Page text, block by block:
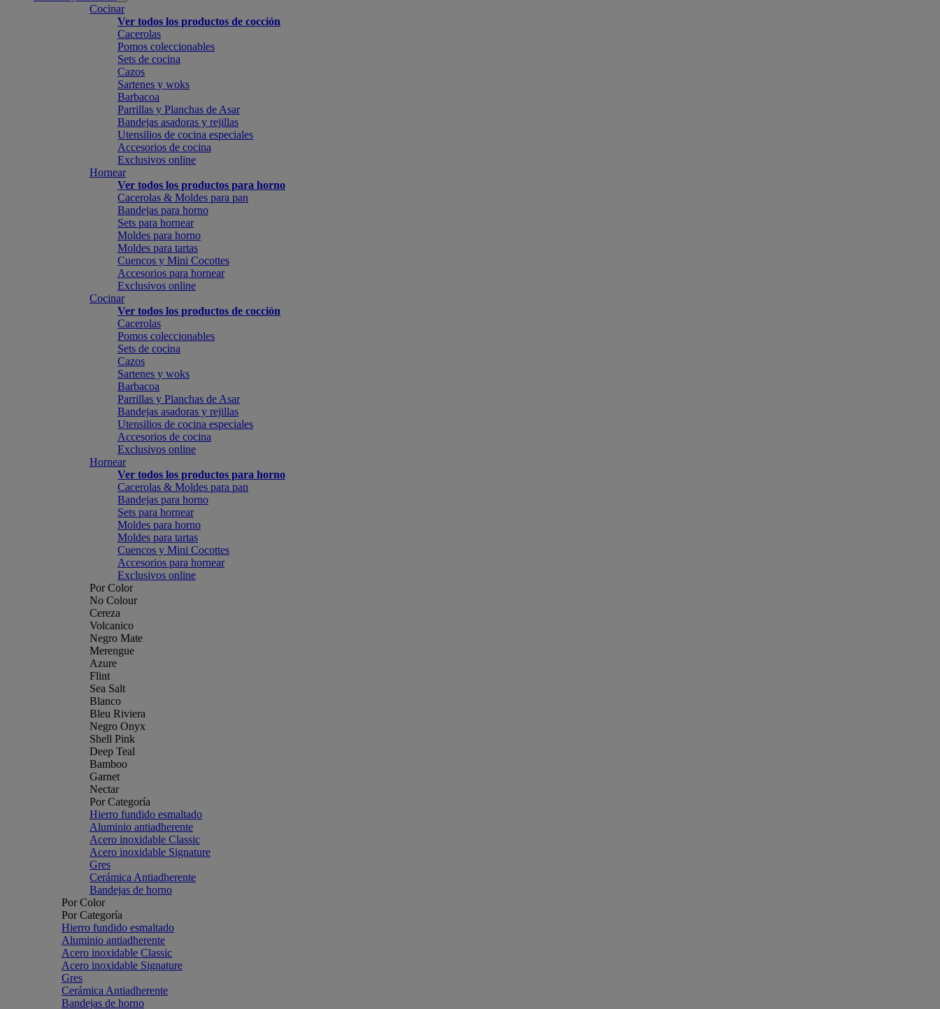
Cocinar
Ver todos los productos de cocción
Cacerolas
Pomos coleccionables
Sets de cocina
Cazos
Sartenes y woks
Barbacoa
Parrillas y Planchas de Asar
Bandejas asadoras y rejillas
Utensilios de cocina especiales
Accesorios de cocina
Exclusivos online
Hornear
Ver todos los productos para horno
Cacerolas & Moldes para pan
Bandejas para horno
Sets para hornear
Moldes para horno
Moldes para tartas
Cuencos y Mini Cocottes
Accesorios para hornear
Exclusivos online
Cocinar
Ver todos los productos de cocción
Cacerolas
Pomos coleccionables
Sets de cocina
Cazos
Sartenes y woks
Barbacoa
Parrillas y Planchas de Asar
Bandejas asadoras y rejillas
Utensilios de cocina especiales
Accesorios de cocina
Exclusivos online
Hornear
Ver todos los productos para horno
Cacerolas & Moldes para pan
Bandejas para horno
Sets para hornear
Moldes para horno
Moldes para tartas
Cuencos y Mini Cocottes
Accesorios para hornear
Exclusivos online
Por Color
No Colour
Cereza
Volcanico
Negro Mate
Merengue
Azure
Flint
Sea Salt
Blanco
Bleu Riviera
Negro Onyx
Shell Pink
Deep Teal
Bamboo
Garnet
Nectar
Por Categoría
Hierro fundido esmaltado
Aluminio antiadherente
Acero inoxidable Classic
Acero inoxidable Signature
Gres
Cerámica Antiadherente
Bandejas de horno
Por Color
Por Categoría
Hierro fundido esmaltado
Aluminio antiadherente
Acero inoxidable Classic
Acero inoxidable Signature
Gres
Cerámica Antiadherente
Bandejas de horno